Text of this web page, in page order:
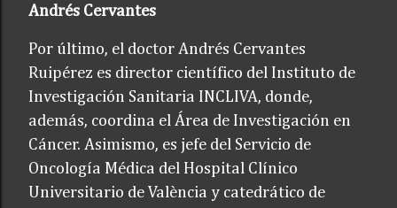
Andrés Cervantes
Por último, el doctor Andrés Cervantes
Ruipérez es director científico del Instituto de
Investigación Sanitaria INCLIVA, donde,
además, coordina el Área de Investigación en
Cáncer. Asimismo, es jefe del Servicio de
Oncología Médica del Hospital Clínico
Universitario de València y catedrático de